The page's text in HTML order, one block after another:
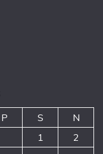
P S
N
1
2